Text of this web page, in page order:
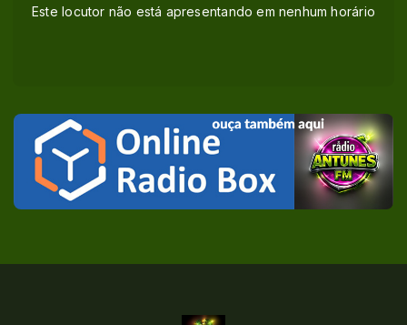
Este locutor não está apresentando em nenhum horário